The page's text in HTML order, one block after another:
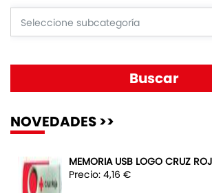
NOVEDADES >>
MEMORIA USB LOGO CRUZ
Precio: 4,16 €